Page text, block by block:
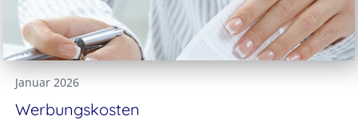
Januar 2026
Werbungskosten